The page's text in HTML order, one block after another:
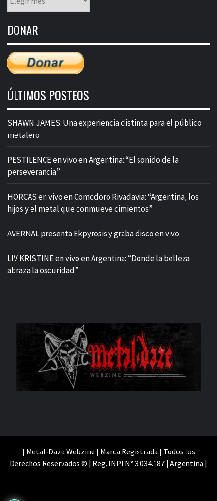
mensual
entradas
DONAR
ÚLTIMOS POSTEOS
SHAWN JAMES: Una experiencia distinta para el público
metalero
PESTILENCE en vivo en Argentina: “El sonido de la
perseverancia”
HORCAS en vivo en Comodoro Rivadavia: “Argentina, los
hijos y el metal que conmueve cimientos”
AVERNAL presenta Ekpyrosis y graba disco en vivo
LIV KRISTINE en vivo en Argentina: “Donde la belleza
abraza la oscuridad”
| Metal-Daze Webzine | Marca Registrada | Todos los
Derechos Reservados © | Reg. INPI N° 3.034.187 | Argentina |